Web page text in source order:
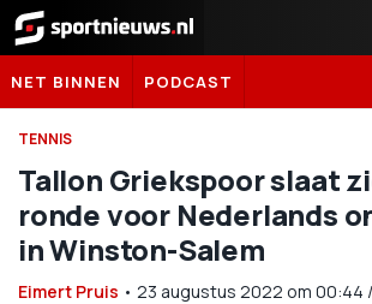
Sportnieuws.nl
NET BINNEN PODCAST
TENNIS
Tallon Griekspoor slaat
ronde voor Nederlands
in Winston-Salem
Eimert Pruis • 23 augustus 2022 om 00:44 /